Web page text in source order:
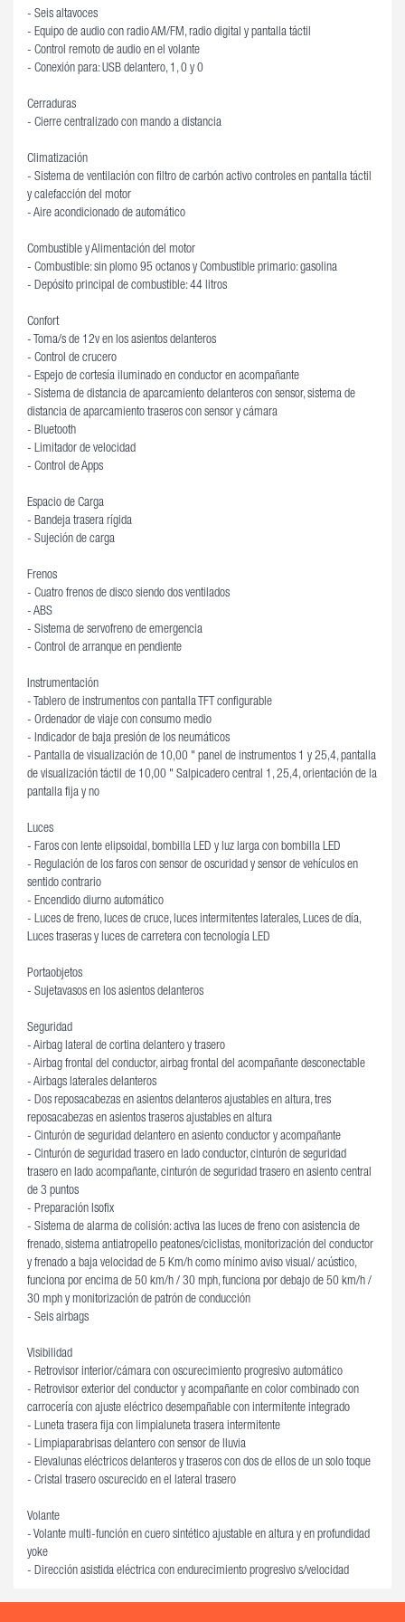
- Seis altavoces
- Equipo de audio con radio AM/FM, radio digital y pantalla táctil
- Control remoto de audio en el volante
- Conexión para: USB delantero, 1, 0 y 0
Cerraduras
- Cierre centralizado con mando a distancia
Climatización
- Sistema de ventilación con filtro de carbón activo controles en pantalla táctil
y calefacción del motor
- Aire acondicionado de automático
Combustible y Alimentación del motor
- Combustible: sin plomo 95 octanos y Combustible primario: gasolina
- Depósito principal de combustible: 44 litros
Confort
- Toma/s de 12v en los asientos delanteros
- Control de crucero
- Espejo de cortesía iluminado en conductor en acompañante
- Sistema de distancia de aparcamiento delanteros con sensor, sistema de
distancia de aparcamiento traseros con sensor y cámara
- Bluetooth
- Limitador de velocidad
- Control de Apps
Espacio de Carga
- Bandeja trasera rígida
- Sujeción de carga
Frenos
- Cuatro frenos de disco siendo dos ventilados
- ABS
- Sistema de servofreno de emergencia
- Control de arranque en pendiente
Instrumentación
- Tablero de instrumentos con pantalla TFT configurable
- Ordenador de viaje con consumo medio
- Indicador de baja presión de los neumáticos
- Pantalla de visualización de 10,00 " panel de instrumentos 1 y 25,4, pantalla
de visualización táctil de 10,00 " Salpicadero central 1, 25,4, orientación de la
pantalla fija y no
Luces
- Faros con lente elipsoidal, bombilla LED y luz larga con bombilla LED
- Regulación de los faros con sensor de oscuridad y sensor de vehículos en
sentido contrario
- Encendido diurno automático
- Luces de freno, luces de cruce, luces intermitentes laterales, Luces de día,
Luces traseras y luces de carretera con tecnología LED
Portaobjetos
- Sujetavasos en los asientos delanteros
Seguridad
- Airbag lateral de cortina delantero y trasero
- Airbag frontal del conductor, airbag frontal del acompañante desconectable
- Airbags laterales delanteros
- Dos reposacabezas en asientos delanteros ajustables en altura, tres
reposacabezas en asientos traseros ajustables en altura
- Cinturón de seguridad delantero en asiento conductor y acompañante
- Cinturón de seguridad trasero en lado conductor, cinturón de seguridad
trasero en lado acompañante, cinturón de seguridad trasero en asiento central
de 3 puntos
- Preparación Isofix
- Sistema de alarma de colisión: activa las luces de freno con asistencia de
frenado, sistema antiatropello peatones/ciclistas, monitorización del conductor
y frenado a baja velocidad de 5 Km/h como mínimo aviso visual/ acústico,
funciona por encima de 50 km/h / 30 mph, funciona por debajo de 50 km/h /
30 mph y monitorización de patrón de conducción
- Seis airbags
Visibilidad
- Retrovisor interior/cámara con oscurecimiento progresivo automático
- Retrovisor exterior del conductor y acompañante en color combinado con
carrocería con ajuste eléctrico desempañable con intermitente integrado
- Luneta trasera fija con limpialuneta trasera intermitente
- Limpiaparabrisas delantero con sensor de lluvia
- Elevalunas eléctricos delanteros y traseros con dos de ellos de un solo toque
- Cristal trasero oscurecido en el lateral trasero
Volante
- Volante multi-función en cuero sintético ajustable en altura y en profundidad
yoke
- Dirección asistida eléctrica con endurecimiento progresivo s/velocidad